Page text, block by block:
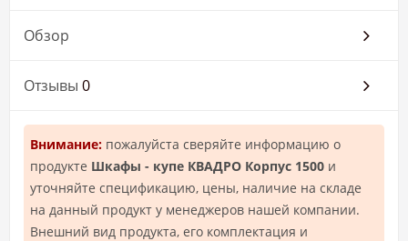
Обзор
Отзывы 0
Внимание: пожалуйста сверяйте информацию о
продукте Шкафы - купе КВАДРО Корпус 1500 и
уточняйте спецификацию, цены, наличие на складе
на данный продукт у менеджеров нашей компании.
Внешний вид продукта, его комплектация и